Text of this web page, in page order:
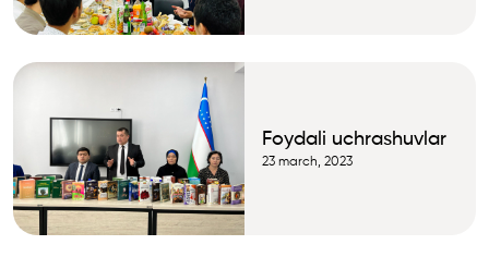
Foydali uchrashuvlar
23 march, 2023